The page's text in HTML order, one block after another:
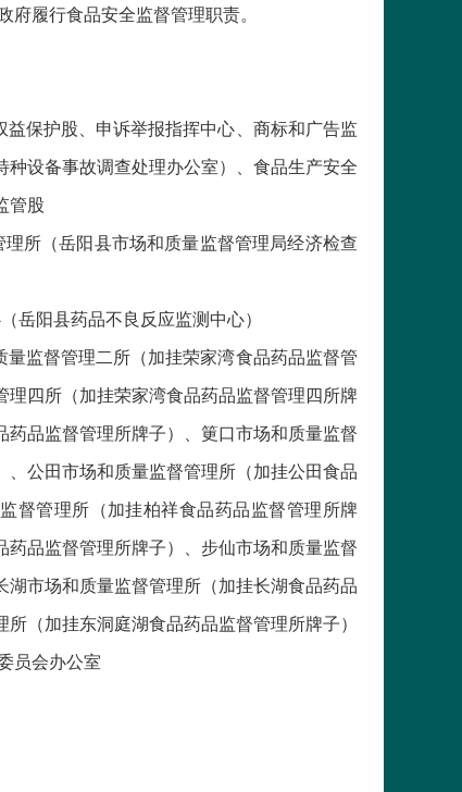
履行食品安全监督管理职责。
保护股、申诉举报指挥中心、商标和广告监
设备事故调查处理办公室）、食品生产安全
管股
所（岳阳县市场和质量监督管理局经济检查
岳阳县药品不良反应监测中心）
监督管理二所（加挂荣家湾食品药品监督管
四所（加挂荣家湾食品药品监督管理四所牌
品监督管理所牌子）、筻口市场和质量监督
公田市场和质量监督管理所（加挂公田食品
督管理所（加挂柏祥食品药品监督管理所牌
品监督管理所牌子）、步仙市场和质量监督
市场和质量监督管理所（加挂长湖食品药品
（加挂东洞庭湖食品药品监督管理所牌子）
员会办公室